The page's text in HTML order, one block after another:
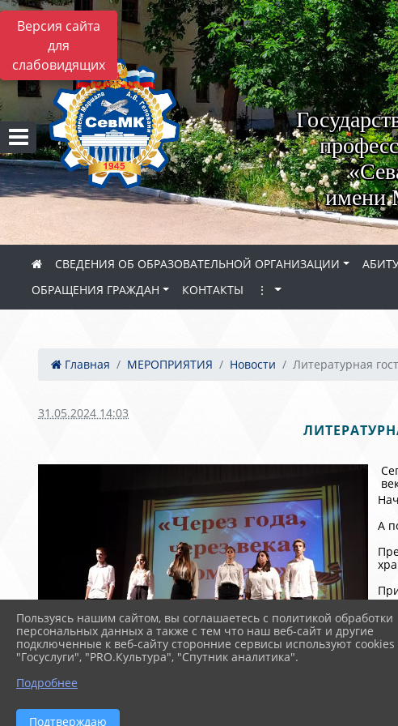
Версия сайта
для
слабовидящих
имени
СВЕДЕНИЯ ОБ ОБРАЗОВАТЕЛЬНОЙ ОРГАНИЗАЦИИ
ОБРАЩЕНИЯ ГРАЖДАН
КОНТАКТЫ ⋮
Главная МЕРОПРИЯТИЯ Новости Литературная
31.05.2024 14:03
А
Пользуясь нашим сайтом, вы соглашаетесь с политикой обработки
персональных данных а также с тем что наш веб-сайт и другие
подключенные к веб-сайту сторонние сервисы используют cookies
"Госуслуги", "PRO.Культура", "Спутник аналитика".
Подробнее
Подтверждаю